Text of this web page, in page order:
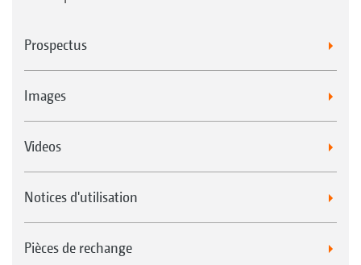
Prospectus
Images
Videos
Notices d'utilisation
Pièces de rechange